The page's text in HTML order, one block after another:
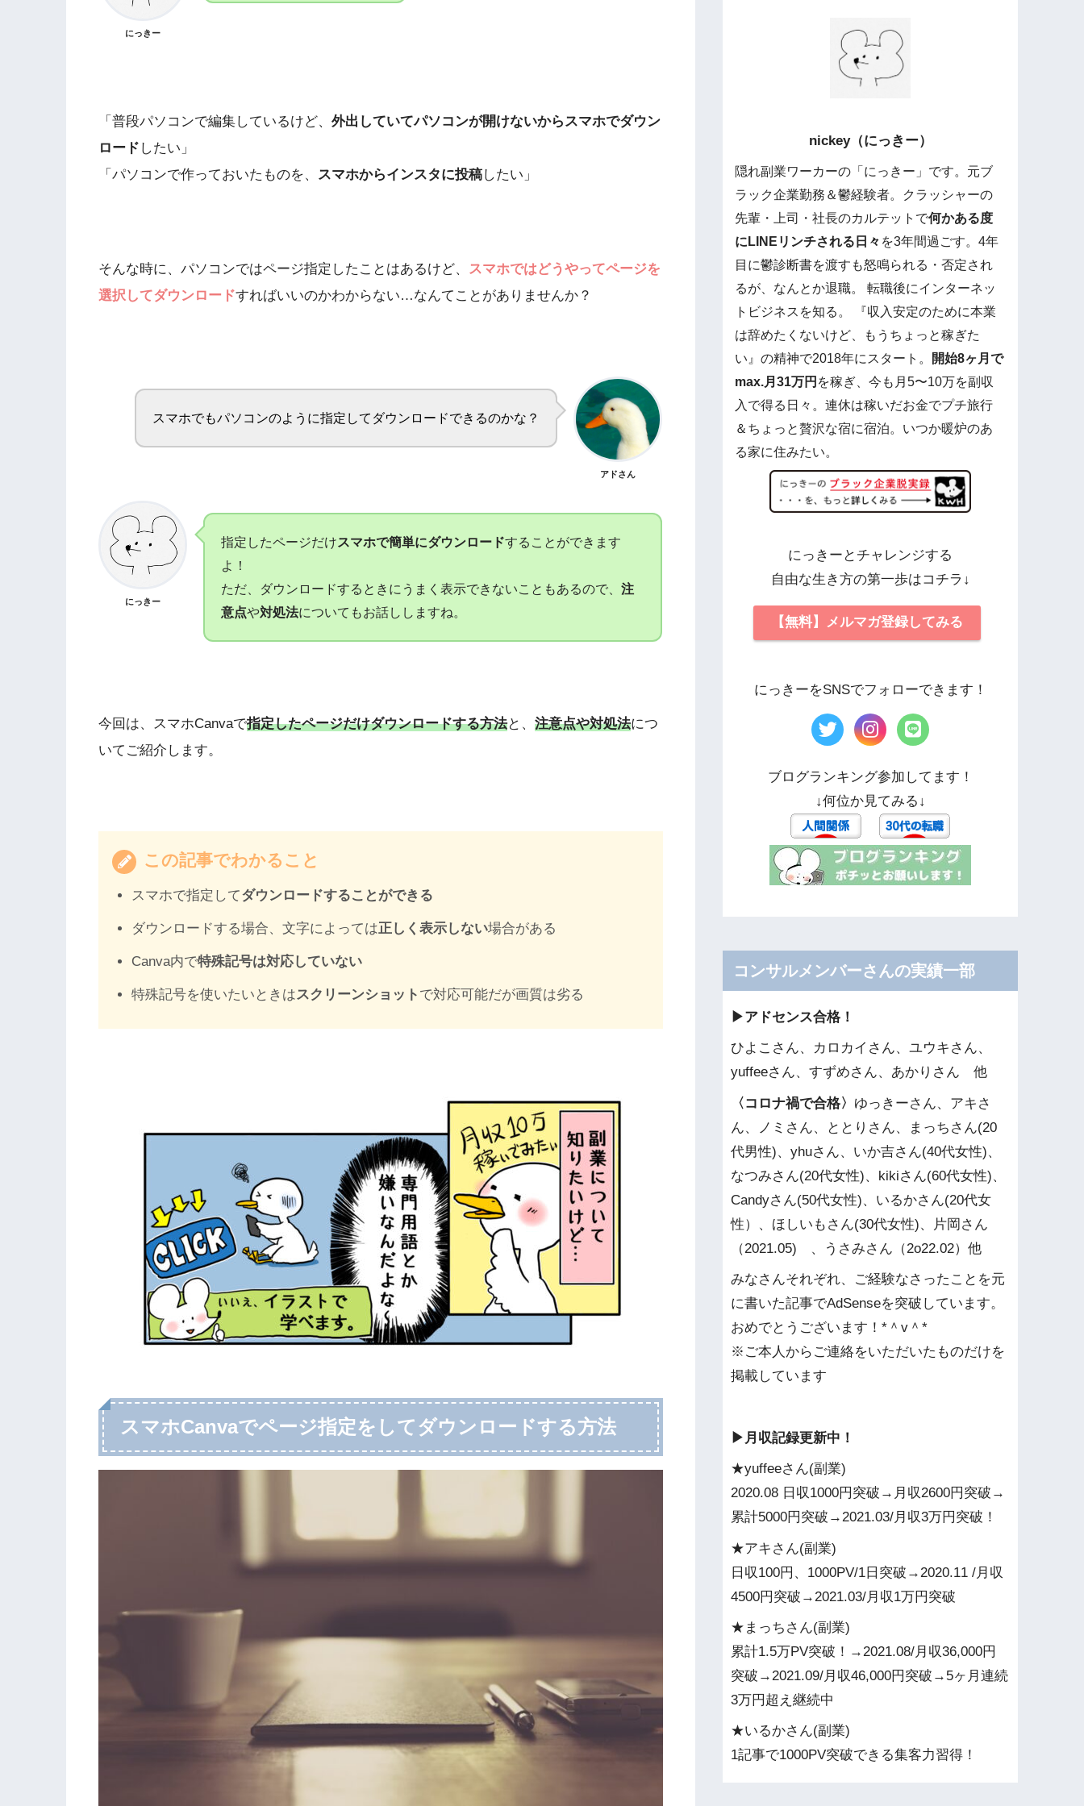
にっきー
「普段パソコンで編集しているけど、 外出していてパソコンが開けないからスマホでダウン
ロード したい」
「パソコンで作っておいたものを、
スマホからインスタに投稿したい」
そんな時に、パソコンではページ指定したことはあるけど、 スマホではどうやってページを
選択してダウンロードすればいいのかわからない…なんてことがありませんか？
スマホでもパソコンのように指定してダウンロードできるのかな？
アドさん
にっきー
指定したページだけスマホで簡単にダウンロードすることができます
よ！
ただ、ダウンロードするときにうまく表示できないこともあるので、 注
意点や対処法についてもお話ししますね。
今回は、スマホCanvaで指定したページだけダウンロードする方法と、 注意点や対処法につ
いてご紹介します。
この記事でわかること
スマホで指定してダウンロードすることができる
ダウンロードする場合、文字によっては正しく表示しない場合がある
Canva内で特殊記号は対応していない
特殊記号を使いたいときはスクリーンショット で対応可能だが画質は劣る
スマホCanvaでページ指定をしてダウンロードする方法
nickey（にっきー）
隠れ副業ワーカーの「にっきー」です。元ブ
ラック企業勤務＆鬱経験者。クラッシャーの
先輩・上司・社長のカルテットで何かある度
にLINEリンチされる日々 を3年間過ごす。4年
目に鬱診断書を渡すも怒鳴られる・否定され
るが、なんとか退職。 転職後にインターネッ
トビジネスを知る。 『収入安定のために本業
は辞めたくないけど、もうちょっと稼ぎた
い』の精神で2018年にスタート。
開始8ヶ月で
max.月31万円 を稼ぎ、今も月5〜10万を副収
入で得る日々。連休は稼いだお金でプチ旅行
＆ちょっと贅沢な宿に宿泊。いつか暖炉のあ
る家に住みたい。
にっきーとチャレンジする
自由な生き方の第一歩はコチラ↓
【無料】メルマガ登録してみる
にっきーをSNSでフォローできます！
ブログランキング参加してます！
↓何位か見てみる↓
コンサルメンバーさんの実績一部
▶︎アドセンス合格！
ひよこさん、カロカイさん、ユウキさん、
yuffeeさん、すずめさん、あかりさん 他
〈コロナ禍で合格〉 ゆっきーさん、アキさ
ん、ノミさん、ととりさん、まっちさん(20
代男性)、yhuさん、いか吉さん(40代女性)、
なつみさん(20代女性)、kikiさん(60代女性)、
Candyさん(50代女性)、いるかさん(20代女
性）、ほしいもさん(30代女性)、片岡さん
（2021.05) 、うさみさん（2o22.02）他
みなさんそれぞれ、ご経験なさったことを元
に書いた記事でAdSenseを突破しています。
おめでとうございます！*＾v＾*
※ご本人からご連絡をいただいたものだけを
掲載しています
▶︎月収記録更新中！
★yuffeeさん(副業)
2020.08 日収1000円突破→月収2600円突破→
累計5000円突破→2021.03/月収3万円突破！
★アキさん(副業)
日収100円、1000PV/1日突破→2020.11 /月収
4500円突破→2021.03/月収1万円突破
★まっちさん(副業)
累計1.5万PV突破！→2021.08/月収36,000円
突破→2021.09/月収46,000円突破→5ヶ月連続
3万円超え継続中
★いるかさん(副業)
1記事で1000PV突破できる集客力習得！